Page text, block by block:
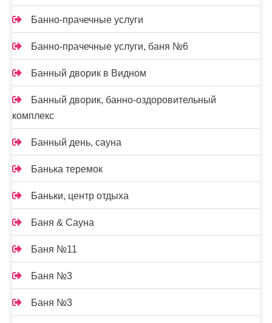
Банно-прачечные услуги
Банно-прачечные услуги, баня №6
Банный дворик в Видном
Банный дворик, банно-оздоровительный
комплекс
Банный день, сауна
Банька теремок
Баньки, центр отдыха
Баня & Сауна
Баня №11
Баня №3
Баня №3